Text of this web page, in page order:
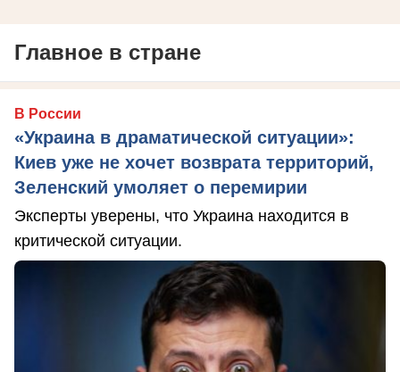
Главное в стране
В России
«Украина в драматической ситуации»:
Киев уже не хочет возврата территорий,
Зеленский умоляет о перемирии
Эксперты уверены, что Украина находится в
критической ситуации.